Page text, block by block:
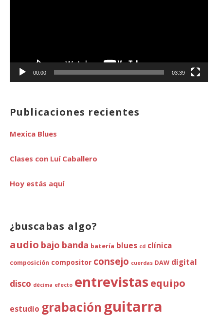
00:00 03:39
Publicaciones recientes
Mexica Blues
Clases con Luí Caballero
Hoy estás aquí
¿buscabas algo?
audio bajo banda batería blues cd clínica
composición compositor consejo cuerdas DAW digital
disco décima efecto entrevistasequipo
estudio grabación guitarra